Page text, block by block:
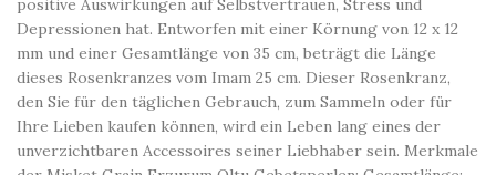
positive Auswirkungen auf Selbstvertrauen, Stress und
Depressionen hat. Entworfen mit einer Körnung von 12 x 12
mm und einer Gesamtlänge von 35 cm, beträgt die Länge
dieses Rosenkranzes vom Imam 25 cm. Dieser Rosenkranz,
den Sie für den täglichen Gebrauch, zum Sammeln oder für
Ihre Lieben kaufen können, wird ein Leben lang eines der
unverzichtbaren Accessoires seiner Liebhaber sein. Merkmale